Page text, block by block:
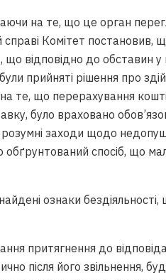
на те, що це орган
Комітет постановив,
відповідно до обставин у
прийняті рішення про
що перерахування
було враховано
заходи щодо
спосіб, що
ознаки
притягнення до
після його звільнення,